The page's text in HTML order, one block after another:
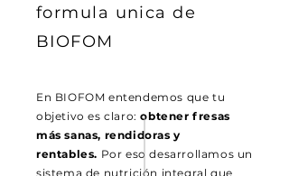
formula unica de
BIOFOM
En BIOFOM entendemos que tu
objetivo es claro:obtener fresas
más sanas, rendidoras y
rentables. Por eso desarrollamos un
sistema de nutrición integral que